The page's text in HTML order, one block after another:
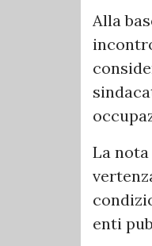
Alla
La
enti